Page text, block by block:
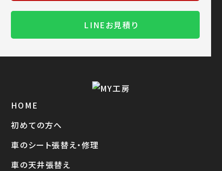
LINEお見積り
HOME
初めての方へ
車のシート張替え・修理
車の天井張替え